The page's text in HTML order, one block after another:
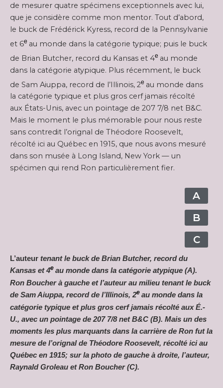
de mesurer quatre spécimens exceptionnels avec lui,
que je considère comme mon mentor. Tout d’abord,
le buck de Frédérick Kyress, record de la Pennsylvanie
et 6e au monde dans la catégorie typique; puis le buck
de Brian Butcher, record du Kansas et 4e au monde
dans la catégorie atypique. Plus récemment, le buck
de Sam Aiuppa, record de l’Illinois, 2e au monde dans
la catégorie typique et plus gros cerf jamais récolté
aux États-Unis, avec un pointage de 207 7/8 net B&C.
Mais le moment le plus mémorable pour nous reste
sans contredit l’orignal de Théodore Roosevelt,
récolté ici au Québec en 1915, que nous avons mesuré
dans son musée à Long Island, New York — un
spécimen qui rend Ron particulièrement fier.
A
B
C
L’auteur tenant le buck de Brian Butcher, record du
Kansas et 4e au monde dans la catégorie atypique (A).
Ron Boucher à gauche et l’auteur au milieu tenant le buck
de Sam Aiuppa, record de l’Illinois, 2e au monde dans la
catégorie typique et plus gros cerf jamais récolté aux É.-
U., avec un pointage de 207 7/8 net B&C (B). Mais un des
moments les plus marquants dans la carrière de Ron fut la
mesure de l’orignal de Théodore Roosevelt, récolté ici au
Québec en 1915; sur la photo de gauche à droite, l’auteur,
Raynald Groleau et Ron Boucher (C).